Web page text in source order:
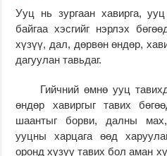
Ууц нь зургаан хавирга,
байгаа хэсгийг нэрлэх
хүзүү, дал, дөрвөн өндөр,
дагуулан тавьдаг.
Гийчний өмнө ууц
өндөр хавиргыг тавих
шаантыг борви, далны
ууцны харцага өөд
оронд хүзүү тавих бол аман